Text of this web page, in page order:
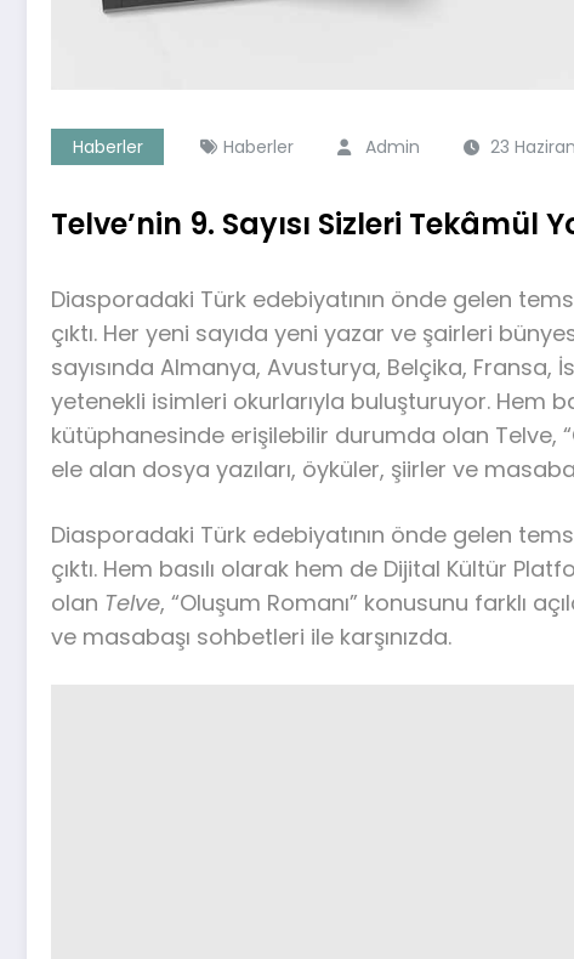
Haberler Haberler Admin 23
Telve’nin 9. Sayısı Sizleri
Diasporadaki Türk edebiyatının önde gelen
çıktı. Her yeni sayıda yeni yazar ve şairleri
sayısında Almanya, Avusturya, Belçika,
yetenekli isimleri okurlarıyla buluşturuyor. Hem
kütüphanesinde erişilebilir durumda olan Telve,
ele alan dosya yazıları, öyküler, şiirler ve
Diasporadaki Türk edebiyatının önde gelen
çıktı. Hem basılı olarak hem de Dijital Kültür
olan Telve, “Oluşum Romanı” konusunu farklı
ve masabaşı sohbetleri ile karşınızda.